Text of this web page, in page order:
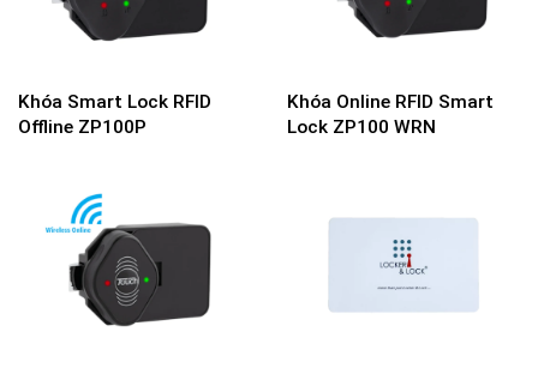
Khóa Smart Lock RFID
Offline ZP100P
Khóa Online RFID Smart
Lock ZP100 WRN